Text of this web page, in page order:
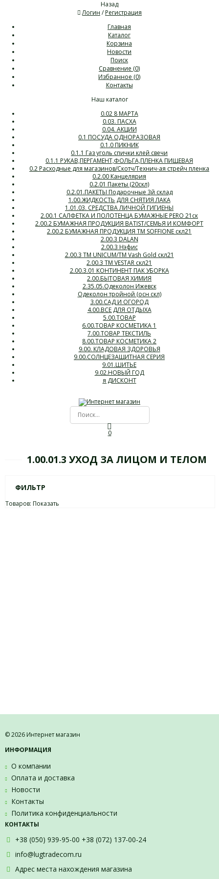
Назад
Логин /Регистрация
Главная
Каталог
Корзина
Новости
Поиск
Сравнение (0)
Избранное (0)
Контакты
Наш каталог
0.02 8 МАРТА
0.03. ПАСХА
0.04. АКЦИИ
0.1 ПОСУДА ОДНОРАЗОВАЯ
0.1.0 ПИКНИК
0.1.1 Газ уголь спички клей свечи
0.1.1 РУКАВ,ПЕРГАМЕНТ,ФОЛЬГА,ПЛЕНКА ПИЩЕВАЯ
0.2 Расходные для магазинов/Скотч/Технич-ая стрейч пленка
0.2.00 Канцелярия
0.2.01 Пакеты (20скл)
0.2.01.ПАКЕТЫ Подарочные 3й склад
1.00.ЖИДКОСТЬ ДЛЯ СНЯТИЯ ЛАКА
1.01.03. СРЕДСТВА ЛИЧНОЙ ГИГИЕНЫ
2.00.1 САЛФЕТКА И ПОЛОТЕНЦА БУМАЖНЫЕ PERO 21ск
2.00.2 БУМАЖНАЯ ПРОДУКЦИЯ BATIST/СЕМЬЯ И КОМФОРТ
2.00.2 БУМАЖНАЯ ПРОДУКЦИЯ ТМ SOFFIONE скл21
2.00.3 DALAN
2.00.3 Нэфис
2.00.3 ТМ UNICUM/ТМ Vash Gold скл21
2.00.3 ТМ VESTAR скл21
2.00.3.01 КОНТИНЕНТ ПАК УБОРКА
2.00.БЫТОВАЯ ХИМИЯ
2.35.05.Одеколон Ижевск
Одеколон тройной (осн скл)
3.00.САД И ОГОРОД
4.00.ВСЕ ДЛЯ ОТДЫХА
5.00.ТОВАР
6.00.ТОВАР КОСМЕТИКА 1
7.00.ТОВАР ТЕКСТИЛЬ
8.00.ТОВАР КОСМЕТИКА 2
9.00. КЛАДОВАЯ ЗДОРОВЬЯ
9.00.СОЛНЦЕЗАЩИТНАЯ СЕРИЯ
9.01.ШИТЬЕ
9.02.НОВЫЙ ГОД
я ДИСКОНТ
0
1.00.01.3 УХОД ЗА ЛИЦОМ И ТЕЛОМ
ФИЛЬТР
Товаров: Показать
© 2026 Интернет магазин
ИНФОРМАЦИЯ
О компании
Оплата и доставка
Новости
Контакты
Политика конфиденциальности
КОНТАКТЫ
+38 (050) 939-95-00 +38 (072) 137-00-24
info@lugtradecom.ru
Адрес места нахождения магазина